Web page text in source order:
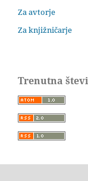
Za avtorje
Za knjižničarje
Trenutna